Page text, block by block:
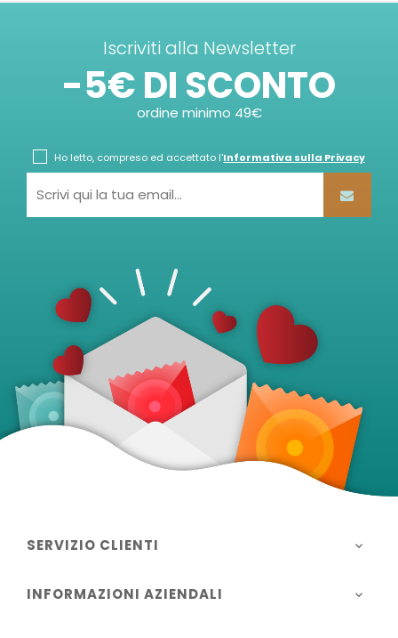
Iscriviti alla Newsletter
-5€ DI SCONTO
ordine minimo 49€
Ho letto, compreso ed accettato l'Informativa sulla Privacy
SERVIZIO CLIENTI 
INFORMAZIONI AZIENDALI 